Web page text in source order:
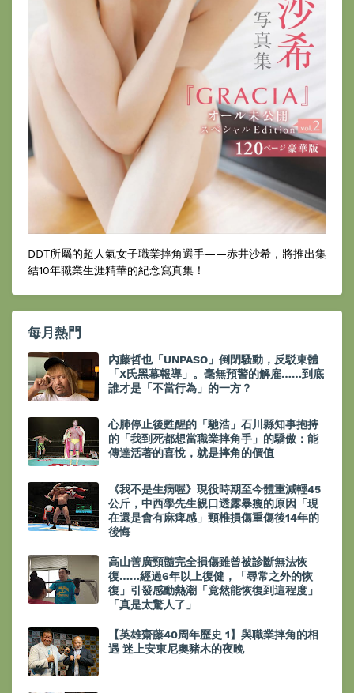
DDT所屬的超人氣女子職業摔角選手——赤井沙希，將推出集
結10年職業生涯精華的紀念寫真集！
每月熱門
內藤哲也「UNPASO」倒閉騷動，反駁東體
「X氏黑幕報導」。毫無預警的解雇……到底
誰才是「不當行為」的一方？
心肺停止後甦醒的「馳浩」石川縣知事抱持
的「我到死都想當職業摔角手」的驕傲：能
傳達活著的喜悅，就是摔角的價值
《我不是生病喔》現役時期至今體重減輕45
公斤，中西學先生親口透露暴瘦的原因「現
在還是會有麻痺感」頸椎損傷重傷後14年的
後悔
高山善廣頸髓完全損傷雖曾被診斷無法恢
復……經過6年以上復健，「尋常之外的恢
復」引發感動熱潮「竟然能恢復到這程度」
「真是太驚人了」
【英雄齋藤40周年歷史 1】與職業摔角的相
遇 迷上安東尼奧豬木的夜晚